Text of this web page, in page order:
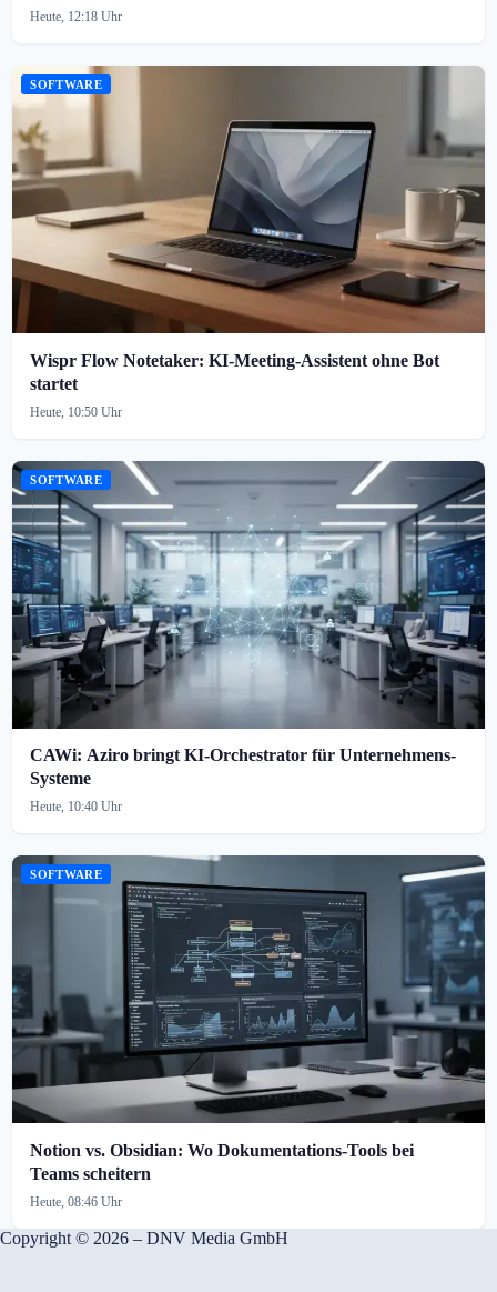
Heute, 12:18 Uhr
SOFTWARE
Wispr Flow Notetaker: KI-Meeting-Assistent ohne Bot
startet
Heute, 10:50 Uhr
SOFTWARE
CAWi: Aziro bringt KI-Orchestrator für Unternehmens-
Systeme
Heute, 10:40 Uhr
SOFTWARE
Notion vs. Obsidian: Wo Dokumentations-Tools bei
Teams scheitern
Heute, 08:46 Uhr
Copyright © 2026 – DNV Media GmbH